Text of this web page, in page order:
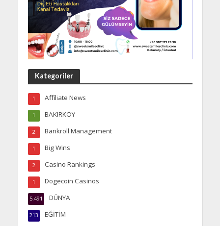
Kategoriler
Affiliate News
1
BAKIRKÖY
1
Bankroll Management
2
Big Wins
1
Casino Rankings
2
Dogecoin Casinos
1
DÜNYA
5.491
EĞİTİM
213